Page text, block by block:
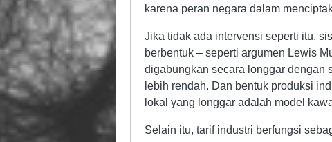
karena peran negara dalam
Jika tidak ada intervensi seperti itu,
berbentuk – seperti argumen Lewis
digabungkan secara longgar dengan
lebih rendah. Dan bentuk produksi
lokal yang longgar adalah model
Selain itu, tarif industri berfungsi